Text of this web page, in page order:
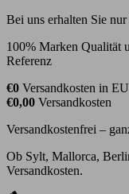
Bei uns erhalten Sie
100% Marken Qualität
Referenz
€0 Versandkosten in
€0,00 Versandkosten
Versandkostenfrei –
Ob Sylt, Mallorca,
Versandkosten.